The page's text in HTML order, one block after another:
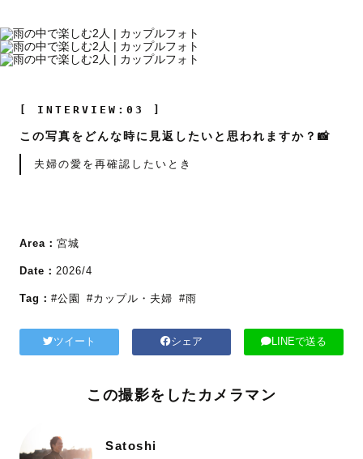
[ INTERVIEW:03 ]
この写真をどんな時に見返したいと思われますか？📸
夫婦の愛を再確認したいとき
Area： 宮城
Date： 2026/4
Tag： #公園 #カップル・夫婦 #雨
ツイート シェア LINEで送る
この撮影をしたカメラマン
Satoshi